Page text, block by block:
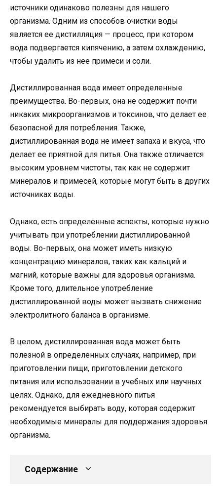
источники одинаково полезны для нашего
организма. Одним из способов очистки воды
является ее дистилляция — процесс, при котором
вода подвергается кипячению, а затем охлаждению,
чтобы удалить из нее примеси и соли.
Дистиллированная вода имеет определенные
преимущества. Во-первых, она не содержит почти
никаких микроорганизмов и токсинов, что делает ее
безопасной для потребления. Также,
дистиллированная вода не имеет запаха и вкуса, что
делает ее приятной для питья. Она также отличается
высоким уровнем чистоты, так как не содержит
минералов и примесей, которые могут быть в других
источниках воды.
Однако, есть определенные аспекты, которые нужно
учитывать при употреблении дистиллированной
воды. Во-первых, она может иметь низкую
концентрацию минералов, таких как кальций и
магний, которые важны для здоровья организма.
Кроме того, длительное употребление
дистиллированной воды может вызвать снижение
электролитного баланса в организме.
В целом, дистиллированная вода может быть
полезной в определенных случаях, например, при
приготовлении пищи, приготовлении детского
питания или использовании в учебных или научных
целях. Однако, для ежедневного питья
рекомендуется выбирать воду, которая содержит
необходимые минералы для поддержания здоровья
организма.
Содержание